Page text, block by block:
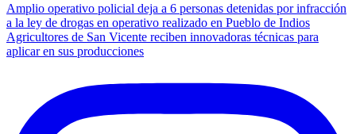
Navegación
de
entradas
Amplio operativo policial deja a 6 personas detenidas por infracción
a la ley de drogas en operativo realizado en Pueblo de Indios
Agricultores de San Vicente reciben innovadoras técnicas para
aplicar en sus producciones